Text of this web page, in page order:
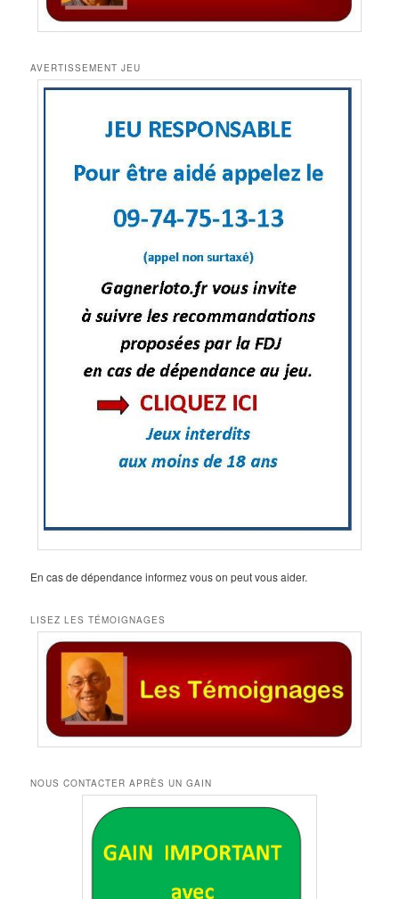
AVERTISSEMENT JEU
En cas de dépendance informez vous on peut vous aider.
LISEZ LES TÉMOIGNAGES
NOUS CONTACTER APRÈS UN GAIN